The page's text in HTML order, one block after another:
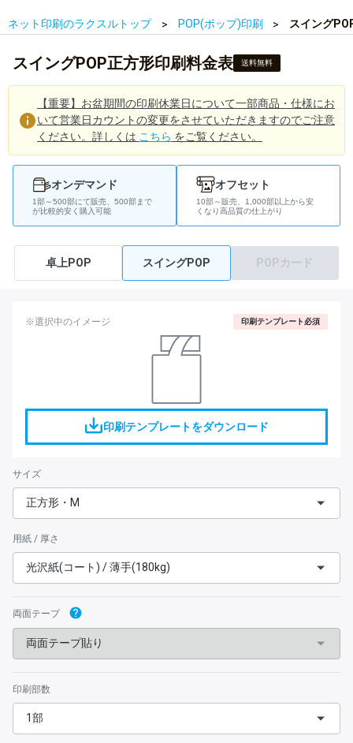
ネット印刷のラクスルトップ POP(ポップ)印刷 スイング
スイングPOP正方形印刷料金表 送料無料
【重要】お盆期間の印刷休業日について一部商品・仕様にお
いて営業日カウントの変更をさせていただきますのでご注意
ください。詳しくは こちら をご覧ください。
オンデマンド
1部～500部にて販売、500部まで
が比較的安く購入可能
オフセット
10部～販売、1,000部以上から安
くなり高品質の仕上がり
卓上POP スイングPOP POPカード
※選択中のイメージ 印刷テンプレート必須
印刷テンプレートをダウンロード
サイズ
正方形・M
用紙 / 厚さ
光沢紙(コート) / 薄手(180kg)
両面テープ
両面テープ貼り
印刷部数
1部